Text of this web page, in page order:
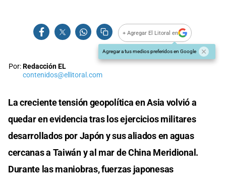
+ Agregar El Litoral en
Agregar a tus medios preferidos en Google
Por:Redacción EL
contenidos@ellitoral.com
La creciente tensión geopolítica en Asia volvió a
quedar en evidencia tras los ejercicios militares
desarrollados por Japón y sus aliados en aguas
cercanas a Taiwán y al mar de China Meridional.
Durante las maniobras, fuerzas japonesas